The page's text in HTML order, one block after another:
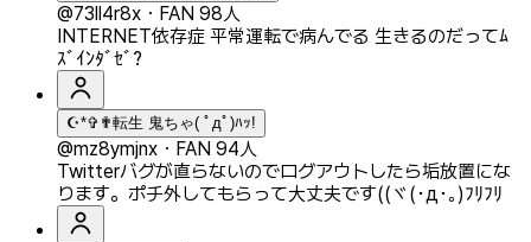
@73ll4r8x ・ FAN 98人
INTERNET依存症 平常運転で病んでる 生きるのだってﾑ
ｽﾞｲﾝﾀﾞｾﾞ?
☪*✞✟転生 鬼ちゃ( ﾟдﾟ)ﾊｯ!
@mz8ymjnx ・ FAN 94人
Twitterバグが直らないのでログアウトしたら垢放置にな
ります。ポチ外してもらって大丈夫です((ヾ(･д･｡)ﾌﾘﾌﾘ